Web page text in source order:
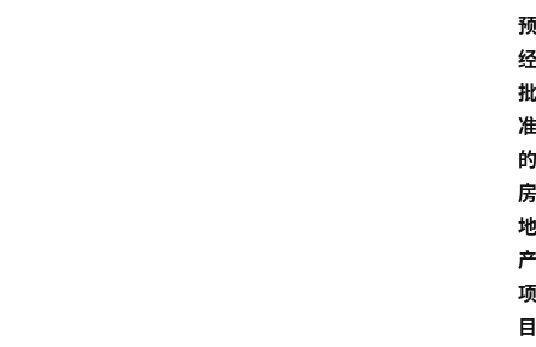
预
经
批
准
的
房
地
产
项
目